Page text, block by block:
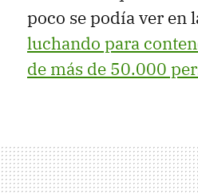
poco se podía ver en
luchando para
de más de 50.000